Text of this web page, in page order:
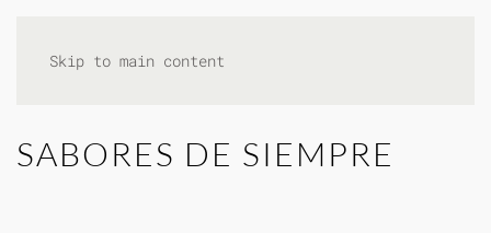
Skip to main content
SABORES DE SIEMPRE